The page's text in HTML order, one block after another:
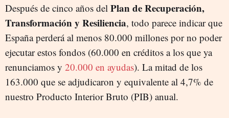
Después de cinco años del Plan de Recuperación,
Transformación y Resiliencia, todo parece indicar que
España perderá al menos 80.000 millones por no poder
ejecutar estos fondos (60.000 en créditos a los que ya
renunciamos y 20.000 en ayudas). La mitad de los
163.000 que se adjudicaron y equivalente al 4,7% de
nuestro Producto Interior Bruto (PIB) anual.